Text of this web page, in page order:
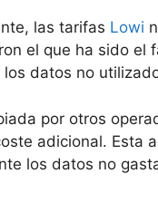
las tarifas Lowi
el que ha sido
datos no
por otros
adicional. Esta
los datos no